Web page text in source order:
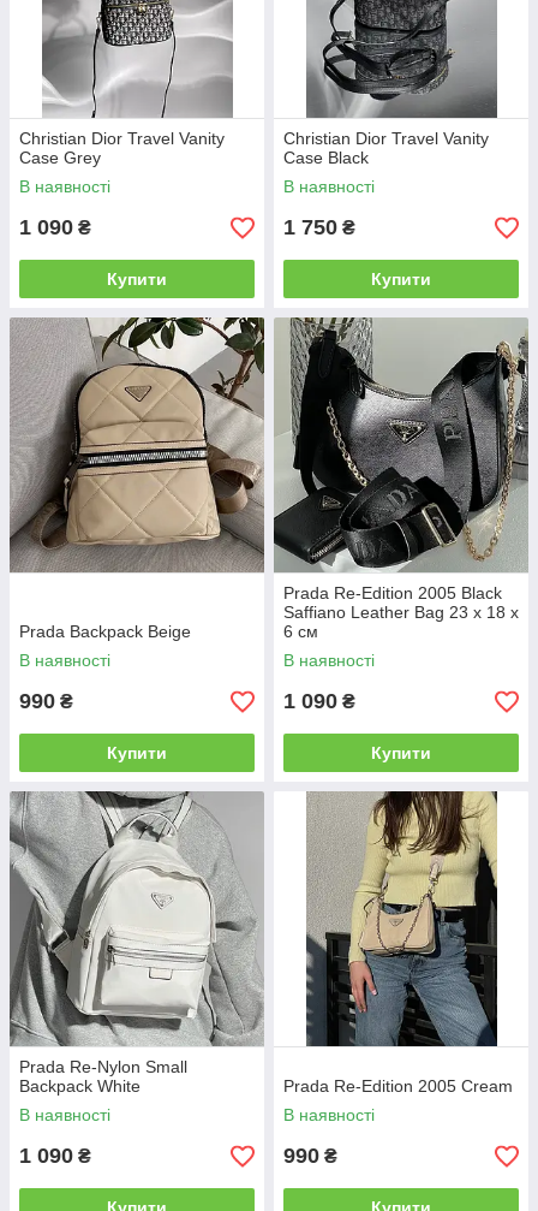
Christian Dior Travel Vanity
Case Grey
В наявності
1 090 ₴
Купити
Christian Dior Travel Vanity
Case Black
В наявності
1 750 ₴
Купити
Prada Backpack Beige
В наявності
990 ₴
Купити
Prada Re-Edition 2005 Black
Saffiano Leather Bag 23 х 18 х
6 см
В наявності
1 090 ₴
Купити
Prada Re-Nylon Small
Backpack White
В наявності
1 090 ₴
Prada Re-Edition 2005 Cream
В наявності
990 ₴